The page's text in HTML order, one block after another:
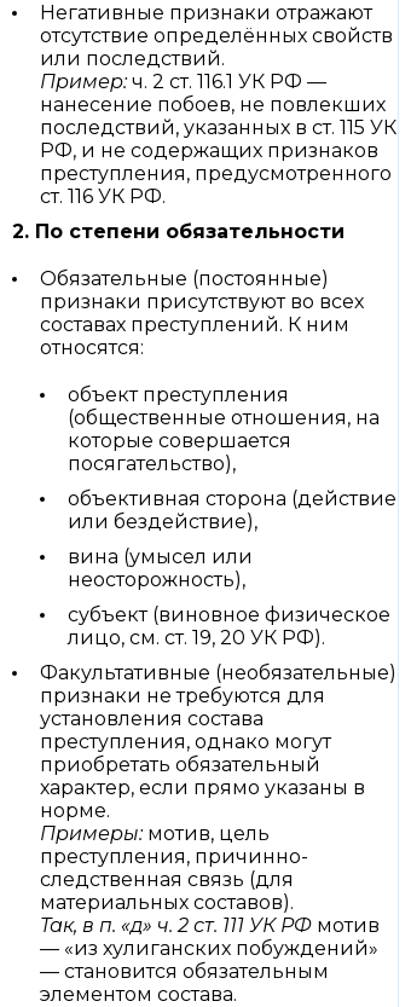
Негативные признаки отражают
отсутствие определённых свойств
или последствий.
Пример:ч. 2 ст. 116.1 УК РФ —
нанесение побоев, не повлекших
последствий, указанных в ст. 115 УК
РФ, и не содержащих признаков
преступления, предусмотренного
ст. 116 УК РФ.
2. По степени обязательности
Обязательные (постоянные)
признаки присутствуют во всех
составах преступлений. К ним
относятся:
объект преступления
(общественные отношения, на
которые совершается
посягательство),
объективная сторона (действие
или бездействие),
вина (умысел или
неосторожность),
субъект (виновное физическое
лицо, см. ст. 19, 20 УК РФ).
Факультативные (необязательные)
признаки не требуются для
установления состава
преступления, однако могут
приобретать обязательный
характер, если прямо указаны в
норме.
Примеры:мотив, цель
преступления, причинно-
следственная связь (для
материальных составов).
Так, в п. «д» ч. 2 ст. 111 УК РФ мотив
— «из хулиганских побуждений»
— становится обязательным
элементом состава.